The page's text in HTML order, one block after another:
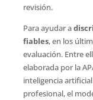
revisión.
Para ayudar a
fiables, en los
evaluación. Entre
elaborada por la
inteligencia
profesional, el